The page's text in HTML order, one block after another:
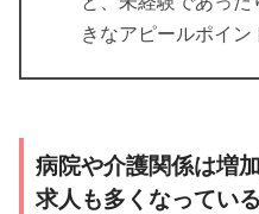
きなアピールポイン
病院や介護関係は増
求人も多くなっている